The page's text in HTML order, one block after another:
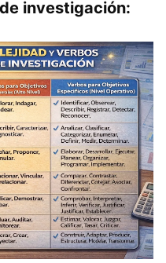
investigación: